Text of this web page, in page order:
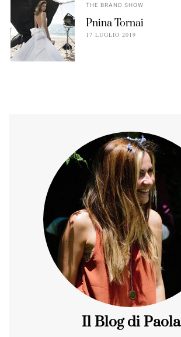
THE BRAND SHOW
Pnina Tornai
17 LUGLIO 2019
Il Blog di Paola